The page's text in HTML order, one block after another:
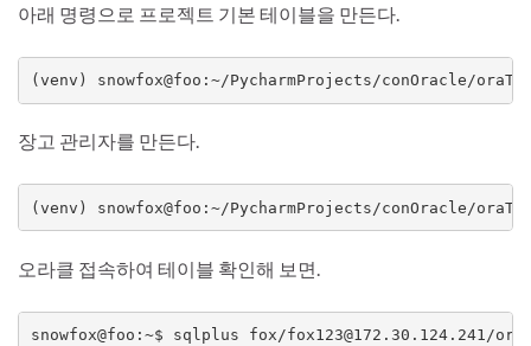
아래 명령으로 프로젝트 기본 테이블을 만든다.
(venv) snowfox@foo:~/PycharmProjects/conOracle/
장고 관리자를 만든다.
(venv) snowfox@foo:~/PycharmProjects/conOracle/
오라클 접속하여 테이블 확인해 보면.
snowfox@foo:~$ sqlplus fox/fox123@172.30.124.241/